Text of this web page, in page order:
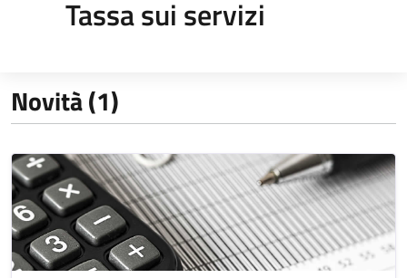
Tassa sui servizi
Novità (1)